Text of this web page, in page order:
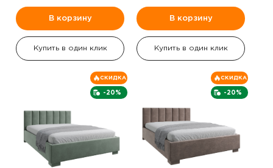
В корзину
Купить в один клик
В корзину
Купить в один клик
-20%
СКИДКА
-20%
СКИДКА